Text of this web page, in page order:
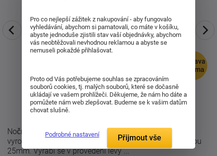
doprava
zdarma
Noční stolek k vysoké posteli Petra a Edita, který je
vyrobený z bukového nebo dubového masivu s tloušťkou
25mm. Vyrábí se v provedení levý ...
Pro co nejlepší zážitek z nakupování - aby fungovalo
vyhledávání, abychom si pamatovali, co máte v košíku,
abyste jednoduše zjistili stav vaší objednávky, abychom
vás neobtěžovali nevhodnou reklamou a abyste se
nemuseli pokaždé přihlašovat.
Proto od Vás potřebujeme souhlas se zpracováním
souborů cookies, tj. malých souborů, které se dočasně
ukládají ve vašem prohlížeči. Děkujeme, že nám ho dáte a
pomůžete nám web zlepšovat. Budeme se k vašim datům
chovat slušně.
Podrobné nastavení Přijmout vše